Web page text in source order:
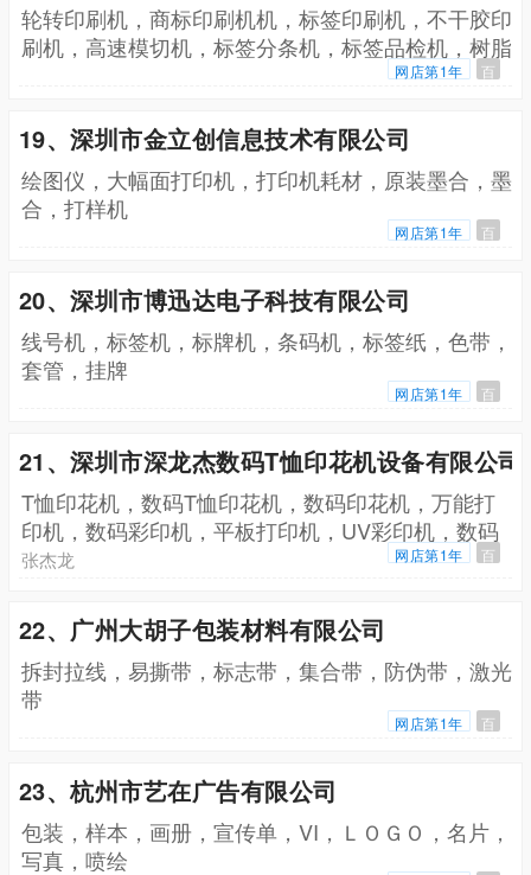
轮转印刷机，商标印刷机机，标签印刷机，不干胶印
刷机，高速模切机，标签分条机，标签品检机，树脂
版晒版机，间歇式轮转机，凸版印刷机，斜压平商标
网店第1年 百
19、深圳市金立创信息技术有限公司
绘图仪，大幅面打印机，打印机耗材，原装墨合，墨
合，打样机
网店第1年 百
20、深圳市博迅达电子科技有限公司
线号机，标签机，标牌机，条码机，标签纸，色带，
套管，挂牌
网店第1年 百
21、深圳市深龙杰数码T恤印花机设备有限公司
T恤印花机，数码T恤印花机，数码印花机，万能打
印机，数码彩印机，平板打印机，UV彩印机，数码
打印机，服装印花机，平板彩印机，平板印刷机
张杰龙 网店第1年 百
22、广州大胡子包装材料有限公司
拆封拉线，易撕带，标志带，集合带，防伪带，激光
带
网店第1年 百
23、杭州市艺在广告有限公司
包装，样本，画册，宣传单，VI，ＬＯＧＯ，名片，
写真，喷绘